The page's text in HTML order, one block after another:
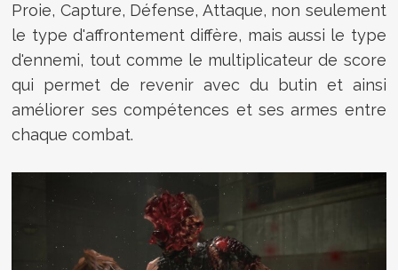
Proie, Capture, Défense, Attaque, non seulement
le type d'affrontement diffère, mais aussi le type
d'ennemi, tout comme le multiplicateur de score
qui permet de revenir avec du butin et ainsi
améliorer ses compétences et ses armes entre
chaque combat.